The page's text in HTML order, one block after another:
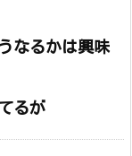
なるかは興味
るが